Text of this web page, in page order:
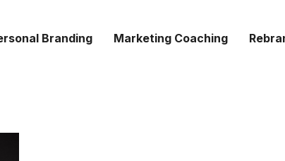
Branding Marketing Coaching